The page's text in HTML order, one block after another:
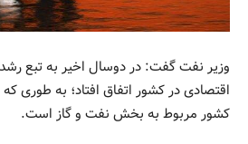
وزیر نفت گفت: در دوسال اخیر به تبع
کشور مربوط به بخش نفت و گاز است.